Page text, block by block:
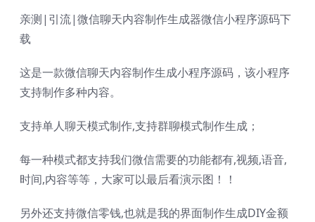
亲测|引流|微信聊天内容制作生成器微信小程序源码下
载
这是一款微信聊天内容制作生成小程序源码，该小程序
支持制作多种内容。
支持单人聊天模式制作,支持群聊模式制作生成；
每一种模式都支持我们微信需要的功能都有,视频,语音,
时间,内容等等，大家可以最后看演示图！！
另外还支持微信零钱,也就是我的界面制作生成DIY金额